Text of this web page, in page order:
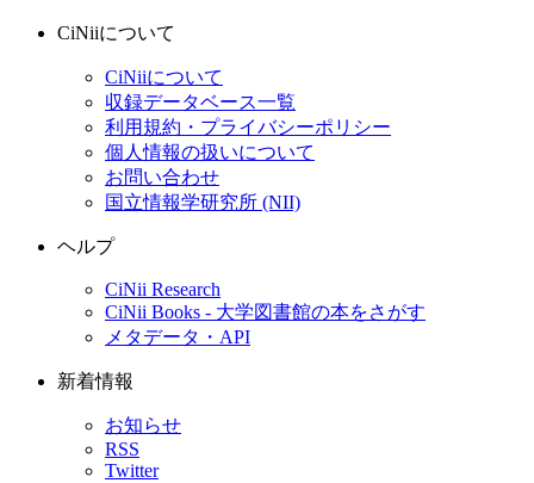
CiNiiについて
CiNiiについて
収録データベース一覧
利用規約・プライバシーポリシー
個人情報の扱いについて
お問い合わせ
国立情報学研究所 (NII)
ヘルプ
CiNii Research
CiNii Books - 大学図書館の本をさがす
メタデータ・API
新着情報
お知らせ
RSS
Twitter